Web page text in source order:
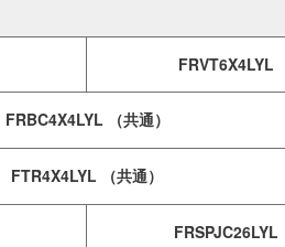
FRVT6X4LYL
FRBC4X4LYL （共通）
FTR4X4LYL （共通）
FRSPJC26LYL